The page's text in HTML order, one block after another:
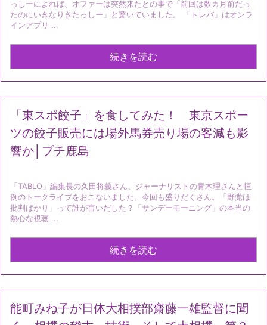
っしーによれば、オファーは突然来たとの事で「前回は数カ月前だっ
たのにいきなりきたっしー」と驚いていました。 「トレバ」はオンラ
インアプリ ...
続きを読む
「東スポ餃子」を食してみた！ 東京スポー
ツの餃子販売には場外馬券売り場の客減も影
響か│プチ鹿島
「TABLO」編集長の久田将義さん、ジャーナリストの青木理さんと恒
例のトークライブをおこないました。今回も盛りだくさん。「野党は
批判ばかり」って誰が言いだした？「サンデーモーニング」の本当の
熱心な視聴 ...
続きを読む
能町みね子が日体大相撲部齋藤一雄監督に聞